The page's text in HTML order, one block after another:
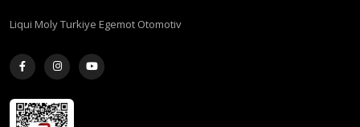
Liqui Moly Turkiye Egemot Otomotiv